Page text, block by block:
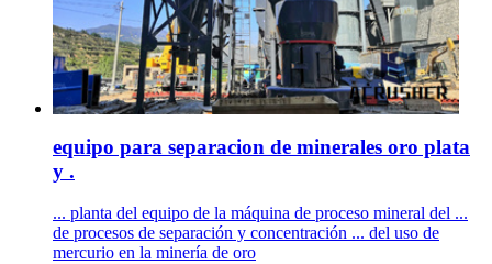
equipo para separacion de minerales oro plata
y .
... planta del equipo de la máquina de proceso mineral del ...
de procesos de separación y concentración ... del uso de
mercurio en la minería de oro